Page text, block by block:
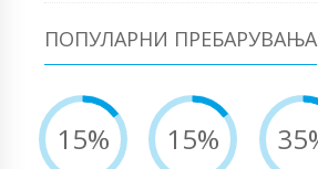
ПОПУЛАРНИ ПРЕБАРУВАЊА
15% 15%